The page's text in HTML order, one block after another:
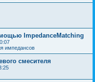
ImpedanceMatching
импедансов
смесителя